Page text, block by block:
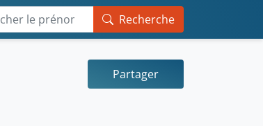
Recherche
Partager